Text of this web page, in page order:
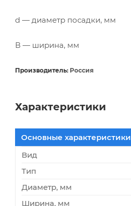
d — диаметр посадки, мм
В — ширина, мм
Производитель: Россия
Характеристики
Основные характеристики
Вид
Тип
Диаметр, мм
Ширина, мм